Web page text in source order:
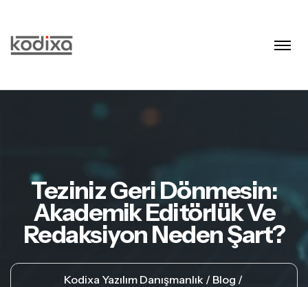
Teziniz Geri Dönmesin:
Akademik Editörlük Ve
Redaksiyon Neden Şart?
Kodixa Yazılım Danışmanlık Blog